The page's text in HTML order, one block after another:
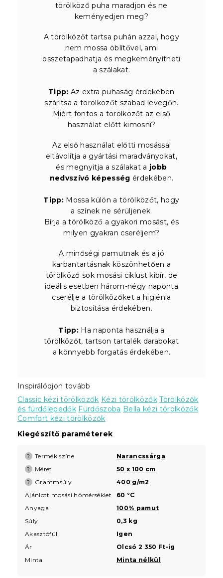
törölköző puha maradjon és ne
keményedjen meg?
A törölközőt tartsa puhán azzal, hogy
nem mossa öblítővel, ami
összetapadhatja és megkeményítheti
a szálakat.
Tipp: Az extra puhaság érdekében
szárítsa a törölközőt szabad levegőn.
Miért fontos a törölközőt az első
használat előtt kimosni?
Az első használat előtti mosással
eltávolítja a gyártási maradványokat,
és megnyitja a szálakat a jobb
nedvszívó képesség érdekében.
Tipp: Mossa külön a törölközőt, hogy
a színek ne sérüljenek.
Bírja a törölköző a gyakori mosást, és
milyen gyakran cseréljem?
A minőségi pamutnak és a jó
karbantartásnak köszönhetően a
törölköző sok mosási ciklust kibír, de
ideális esetben három-négy naponta
cserélje a törölközőket a higiénia
biztosítása érdekében.
Tipp: Ha naponta használja a
törölközőt, tartson tartalék darabokat
a könnyebb forgatás érdekében.
Inspirálódjon tovább
Classic kézi törölközők Kézi törölközők Törölközők
és fürdőlepedők Fürdőszoba Bella kézi törölközők
Comfort kézi törölközők
Kiegészítő paraméterek
? Termék színe Narancssárga
? Méret 50 x 100 cm
? Grammsúly
400 g/m2
Ajánlott mosási hőmérséklet
60 °C
Anyaga
100% pamut
Súly
0,3 kg
Akasztófül
Igen
Ár
Olcsó 2 350 Ft-ig
Minta
Minta nélkül